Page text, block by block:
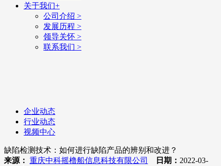
关于我们+
公司介绍 >
发展历程 >
领导关怀 >
联系我们 >
企业动态
行业动态
视频中心
缺陷检测技术：如何进行缺陷产品的辨别和改进？
来源： 重庆中科摇橹船信息科技有限公司 日期： 2022-03-